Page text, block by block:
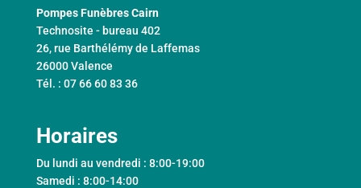
Pompes Funèbres Cairn
Technosite - bureau 402
26, rue Barthélémy de Laffemas
26000 Valence
Tél. : 07 66 60 83 36
Horaires
Du lundi au vendredi : 8:00-19:00
Samedi : 8:00-14:00